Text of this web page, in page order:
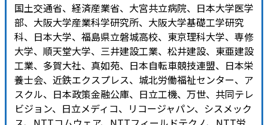
国土交通省、経済産業省、大宮共立病院、日本大学医学
部、大阪大学産業科学研究所、大阪大学基礎工学研究
科、日本大学、福島県立磐城高校、東京理科大学、専修
大学、順天堂大学、三井建設工業、松井建設、東亜建設
工業、多賀大社、真如苑、日本自転車競技連盟、日本栄
養士会、近鉄エクスプレス、城北労働福祉センター、ア
スクル、日本政策金融公庫、日立工機、万世、共同テレ
ビジョン、日立メディコ、リコージャパン、シスメック